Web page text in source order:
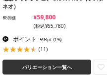
ネオ）
BG卸価 ¥59,800
(税込¥65,780)
ポイント : 598pt (1%)
(11)
バリエーション一覧へ